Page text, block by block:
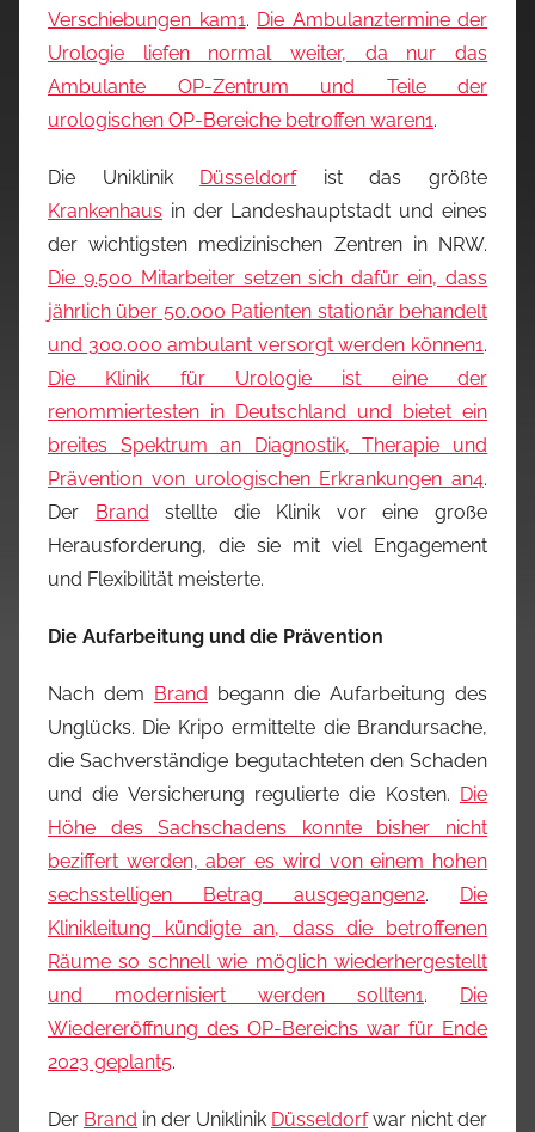
Verschiebungen kam1. Die Ambulanztermine der
Urologie liefen normal weiter, da nur das
Ambulante OP-Zentrum und Teile der
urologischen OP-Bereiche betroffen waren1.
Die Uniklinik Düsseldorfist das größte
Krankenhaus in der Landeshauptstadt und eines
der wichtigsten medizinischen Zentren in NRW.
Die 9.500 Mitarbeiter setzen sich dafür ein, dass
jährlich über 50.000 Patienten stationär behandelt
und 300.000 ambulant versorgt werden können1.
Die Klinik für Urologie ist eine der
renommiertesten in Deutschland und bietet ein
breites Spektrum an Diagnostik, Therapie und
Prävention von urologischen Erkrankungen an4.
Der
Brand stellte die Klinik vor eine große
Herausforderung, die sie mit viel Engagement
und Flexibilität meisterte.
Die Aufarbeitung und die Prävention
Nach dem Brand begann die Aufarbeitung des
Unglücks. Die Kripo ermittelte die Brandursache,
die Sachverständige begutachteten den Schaden
und die Versicherung regulierte die Kosten. Die
Höhe des Sachschadens konnte bisher nicht
beziffert werden, aber es wird von einem hohen
sechsstelligen Betrag ausgegangen2.
Die
Klinikleitung kündigte an, dass die betroffenen
Räume so schnell wie möglich wiederhergestellt
und modernisiert werden sollten1.
Die
Wiedereröffnung des OP-Bereichs war für Ende
2023 geplant5.
Der Brand in der Uniklinik Düsseldorfwar nicht der